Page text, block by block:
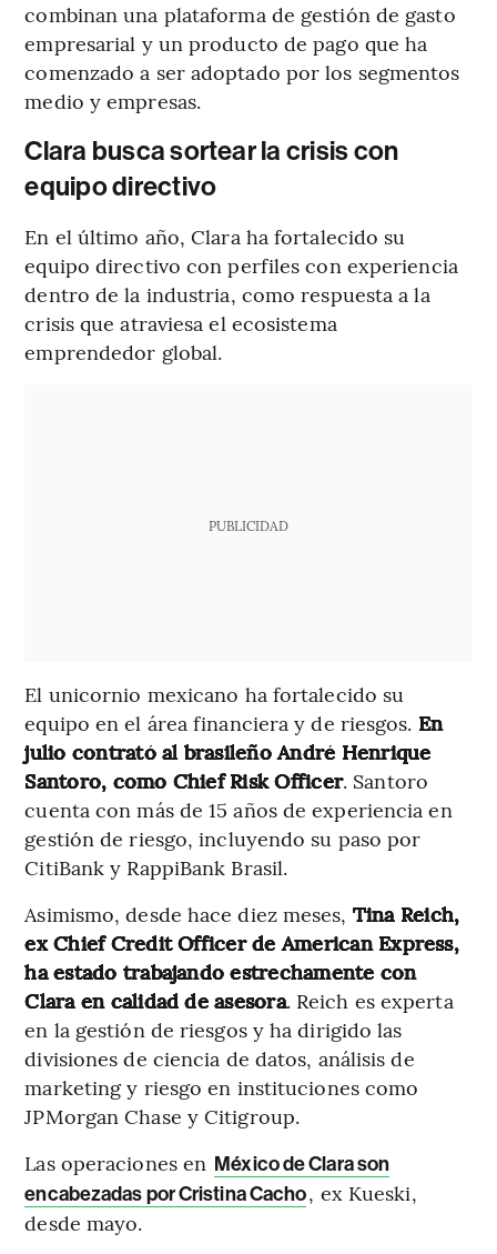
combinan una plataforma de gestión de gasto
empresarial y un producto de pago que ha
comenzado a ser adoptado por los segmentos
medio y empresas.
Clara busca sortear la crisis con
equipo directivo
En el último año, Clara ha fortalecido su
equipo directivo con perfiles con experiencia
dentro de la industria, como respuesta a la
crisis que atraviesa el ecosistema
emprendedor global.
PUBLICIDAD
El unicornio mexicano ha fortalecido su
equipo en el área financiera y de riesgos. En
julio contrató al brasileño André Henrique
Santoro, como Chief Risk Officer. Santoro
cuenta con más de 15 años de experiencia en
gestión de riesgo, incluyendo su paso por
CitiBank y RappiBank Brasil.
Asimismo, desde hace diez meses, Tina Reich,
ex Chief Credit Officer de American Express,
ha estado trabajando estrechamente con
Clara en calidad de asesora. Reich es experta
en la gestión de riesgos y ha dirigido las
divisiones de ciencia de datos, análisis de
marketing y riesgo en instituciones como
JPMorgan Chase y Citigroup.
Las operaciones en México de Clara son
encabezadas por Cristina Cacho, ex Kueski,
desde mayo.